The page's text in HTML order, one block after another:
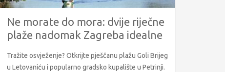
Ne morate do mora: dvije riječne
plaže nadomak Zagreba idealne
Tražite osvježenje? Otkrijte pješčanu plažu Goli Brijeg
u Letovaniću i popularno gradsko kupalište u Petrinji.